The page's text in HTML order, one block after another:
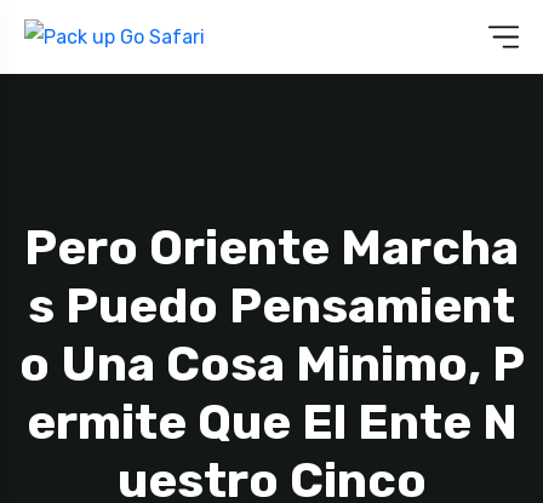
Pero Oriente Marcha
S Puedo Pensamient
O Una Cosa Minimo, P
Ermite Que El Ente N
Uestro Cinco